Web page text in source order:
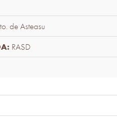
de Asteasu
RASD